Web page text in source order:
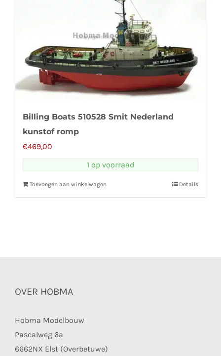
Billing Boats 510528 Smit Nederland
kunstof romp
€469,00
1 op voorraad
Toevoegen aan winkelwagen Details
OVER HOBMA
Hobma Modelbouw
Pascalweg 6a
6662NX Elst (Overbetuwe)